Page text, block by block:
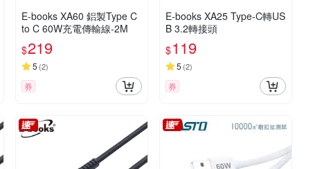
E-books XA60 鋁製Type C
to C 60W充電傳輸線-2M
$219
5 (2)
券
E-books XA25 Type-C轉US
B 3.2轉接頭
$119
5 (2)
券